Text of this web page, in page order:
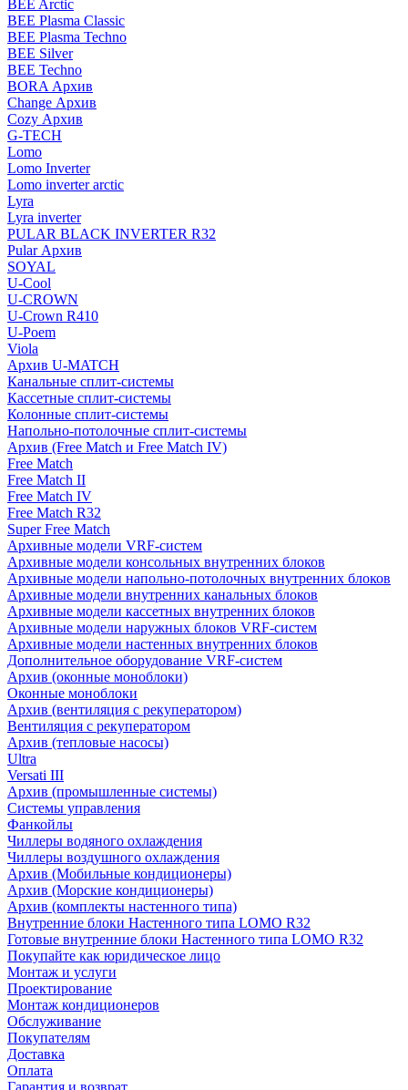
BEE Arctic
BEE Plasma Classic
BEE Plasma Techno
BEE Silver
BEE Techno
BORA Архив
Change Архив
Cozy Архив
G-TECH
Lomo
Lomo Inverter
Lomo inverter arctic
Lyra
Lyra inverter
PULAR BLACK INVERTER R32
Pular Архив
SOYAL
U-Cool
U-CROWN
U-Crown R410
U-Poem
Viola
Архив U-MATCH
Канальные сплит-системы
Кассетные сплит-системы
Колонные сплит-системы
Напольно-потолочные сплит-системы
Архив (Free Match и Free Match IV)
Free Match
Free Match II
Free Match IV
Free Match R32
Super Free Match
Архивные модели VRF-систем
Архивные модели консольных внутренних блоков
Архивные модели напольно-потолочных внутренних блоков
Архивные модели внутренних канальных блоков
Архивные модели кассетных внутренних блоков
Архивные модели наружных блоков VRF-систем
Архивные модели настенных внутренних блоков
Дополнительное оборудование VRF-систем
Архив (оконные моноблоки)
Оконные моноблоки
Архив (вентиляция с рекуператором)
Вентиляция с рекуператором
Архив (тепловые насосы)
Ultra
Versati III
Архив (промышленные системы)
Системы управления
Фанкойлы
Чиллеры водяного охлаждения
Чиллеры воздушного охлаждения
Архив (Мобильные кондиционеры)
Архив (Морские кондиционеры)
Архив (комплекты настенного типа)
Внутренние блоки Настенного типа LOMO R32
Готовые внутренние блоки Настенного типа LOMO R32
Покупайте как юридическое лицо
Монтаж и услуги
Проектирование
Монтаж кондиционеров
Обслуживание
Покупателям
Доставка
Оплата
Гарантия и возврат